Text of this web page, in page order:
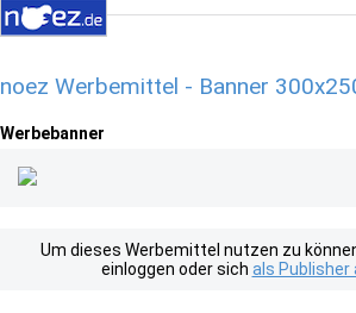
noez Werbemittel - Banner
Werbebanner
Um dieses Werbemittel nutzen zu
einloggen oder sich als Publisher